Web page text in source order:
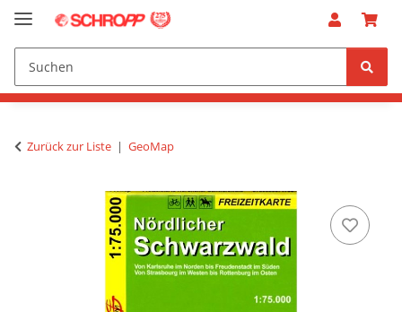
Zurück zur Liste GeoMap